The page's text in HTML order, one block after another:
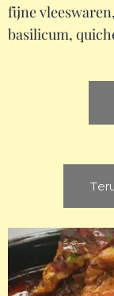
fijne
basilicum,